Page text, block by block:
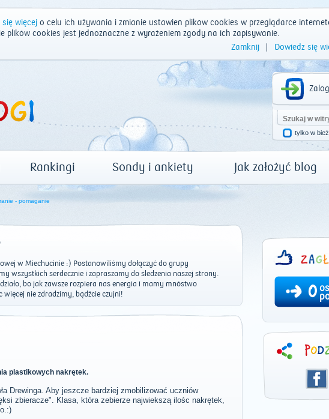
się więcejo celu ich używania i zmianie ustawień plików cookies w przeglądarce
plików cookies jest jednoznaczne z wyrażeniem zgody na ich zapisywanie.
Zamknij
Dowiedz się
tylko w
Rankingi Sondy i ankiety Jak założyć blog
- pomaganie
w Miechucinie :) Postanowiliśmy dołączyć do grupy
wszystkich serdecznie i zapraszamy do śledzenia naszej strony.
bo jak zawsze rozpiera nas energia i mamy mnóstwo
nie zdradzimy, bądźcie czujni!
plastikowych nakrętek.
Drewinga. Aby jeszcze bardziej zmobilizować uczniów
zbieracze". Klasa, która zebierze najwiekszą ilośc nakrętek,
0